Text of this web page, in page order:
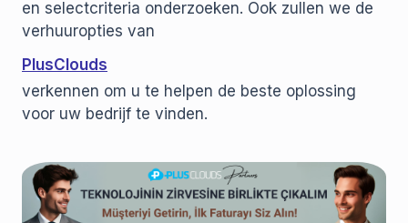
en selectcriteria onderzoeken. Ook zullen we de
verhuuropties van
PlusClouds
verkennen om u te helpen de beste oplossing
voor uw bedrijf te vinden.